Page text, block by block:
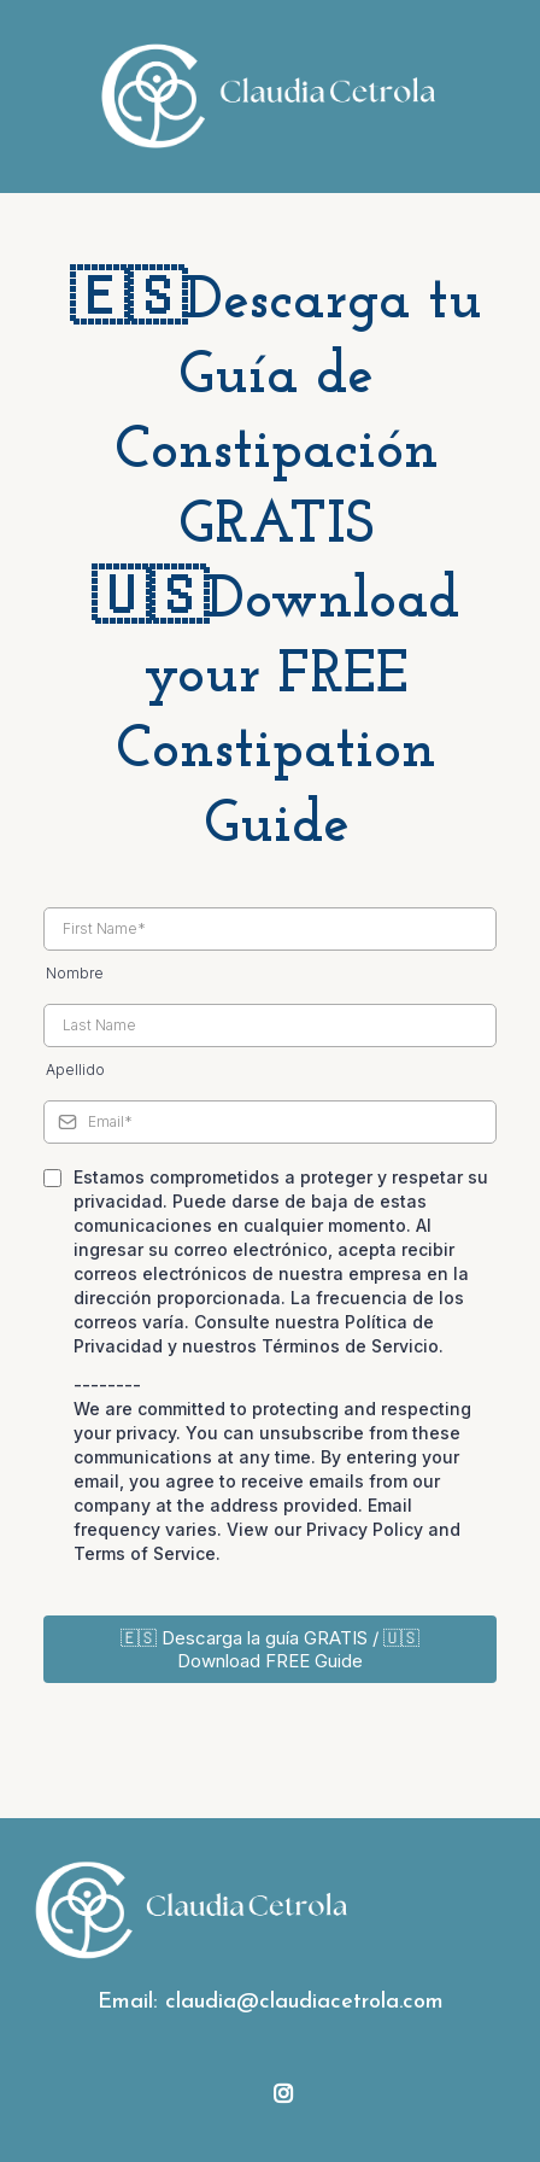
🇪🇸Descarga tu
Guía de
Constipación
GRATIS
🇺🇸Download
your FREE
Constipation
Guide
Nombre
Apellido
Estamos comprometidos a proteger y respetar su
privacidad. Puede darse de baja de estas
comunicaciones en cualquier momento. Al
ingresar su correo electrónico, acepta recibir
correos electrónicos de nuestra empresa en la
dirección proporcionada. La frecuencia de los
correos varía. Consulte nuestra Política de
Privacidad y nuestros Términos de Servicio.
--------
We are committed to protecting and respecting
your privacy. You can unsubscribe from these
communications at any time. By entering your
email, you agree to receive emails from our
company at the address provided. Email
frequency varies. View our Privacy Policy and
Terms of Service.
🇪🇸 Descarga la guía GRATIS / 🇺🇸
Download FREE Guide
Email: claudia@claudiacetrola.com